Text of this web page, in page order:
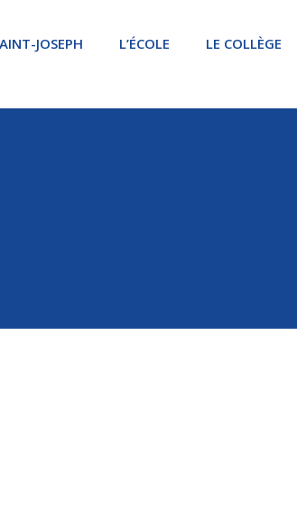
JOSEPH L’ÉCOLE LE COLLÈGE